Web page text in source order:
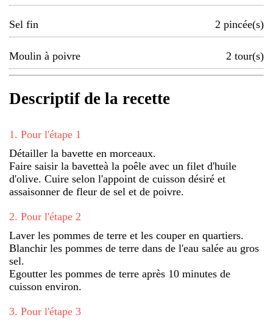
Sel fin 2 pincée(s)
Moulin à poivre 2 tour(s)
Descriptif de la recette
1 . Pour l'étape 1
Détailler la bavette en morceaux.
Faire saisir la bavetteà la poêle avec un filet d'huile
d'olive. Cuire selon l'appoint de cuisson désiré et
assaisonner de fleur de sel et de poivre.
2. Pour l'étape 2
Laver les pommes de terre et les couper en quartiers.
Blanchir les pommes de terre dans de l'eau salée au gros
sel.
Egoutter les pommes de terre après 10 minutes de
cuisson environ.
3. Pour l'étape 3